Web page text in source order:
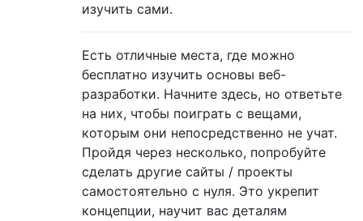
изучить сами.
Есть отличные места, где можно
бесплатно изучить основы веб-
разработки. Начните здесь, но ответьте
на них, чтобы поиграть с вещами,
которым они непосредственно не учат.
Пройдя через несколько, попробуйте
сделать другие сайты / проекты
самостоятельно с нуля. Это укрепит
концепции, научит вас деталям